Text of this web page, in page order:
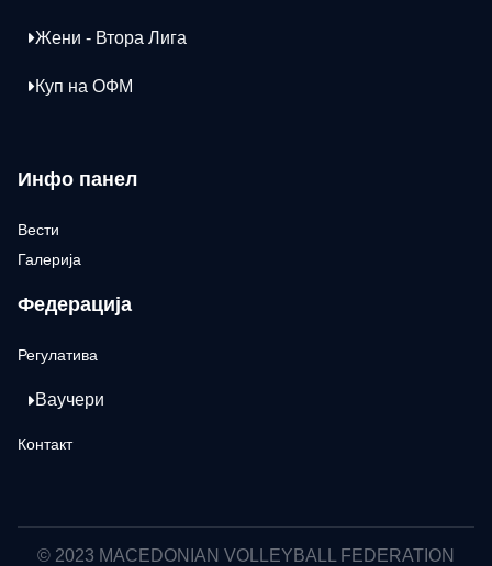
Жени - Втора Лига
Куп на ОФМ
Инфо панел
Вести
Галерија
Федерација
Регулатива
Ваучери
Контакт
© 2023 MACEDONIAN VOLLEYBALL FEDERATION